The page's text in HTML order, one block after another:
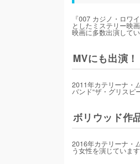
『007 カジノ・ロワ
としたミステリー映
映画に多数出演して
MVにも出演！
2011年カテリーナ・
バンド“ザ・グリスピ
ボリウッド作
2016年カテリーナ・
う女性を演じていま